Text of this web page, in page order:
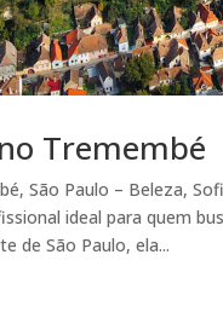
Tremembé
São Paulo – Beleza,
ideal para quem
de São Paulo, ela...